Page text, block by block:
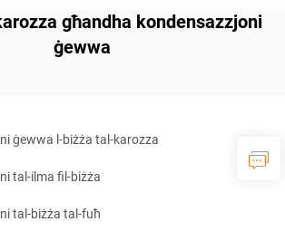
għandha kondensazzjoni
ġewwa
ġewwa l-biżża tal-karozza
tal-ilma fil-biżża
tal-biżża tal-fuħ